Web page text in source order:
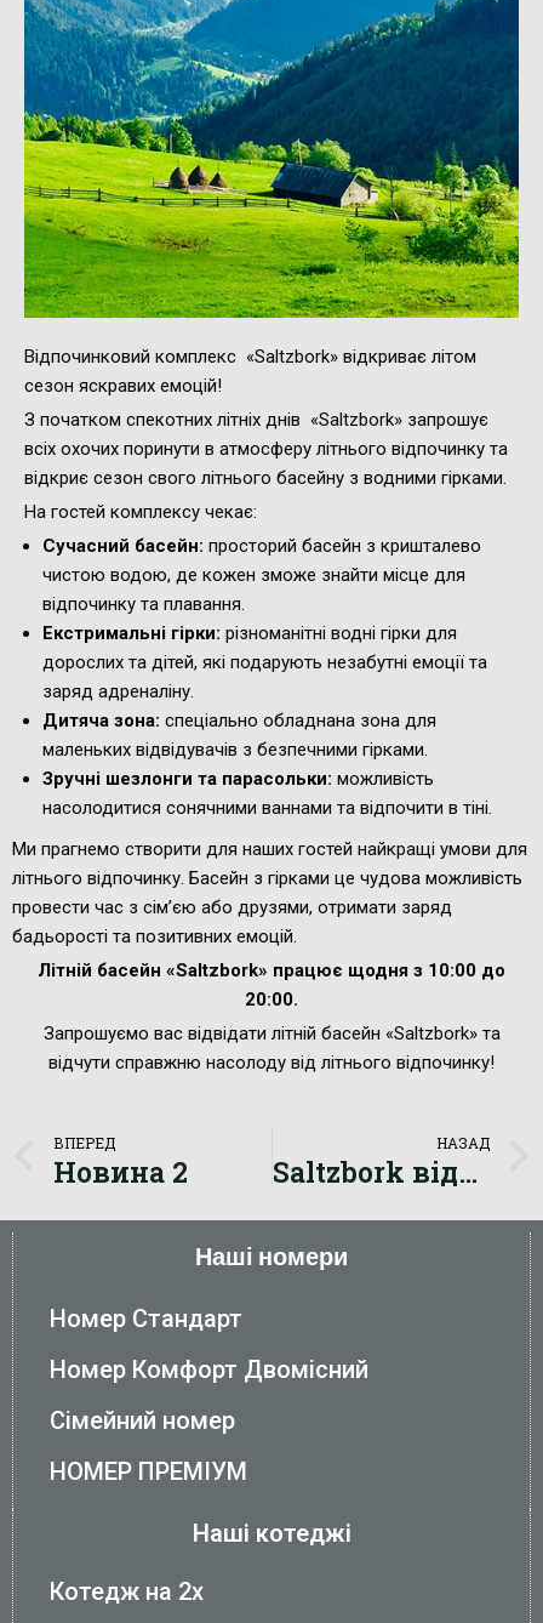
Відпочинковий комплекс «Saltzbork» відкриває літом
сезон яскравих емоцій!
З початком спекотних літніх днів «Saltzbork» запрошує
всіх охочих поринути в атмосферу літнього відпочинку та
відкриє сезон свого літнього басейну з водними гірками.
На гостей комплексу чекає:
Сучасний басейн: просторий басейн з кришталево
чистою водою, де кожен зможе знайти місце для
відпочинку та плавання.
Екстримальні гірки: різноманітні водні гірки для
дорослих та дітей, які подарують незабутні емоції та
заряд адреналіну.
Дитяча зона: спеціально обладнана зона для
маленьких відвідувачів з безпечними гірками.
Зручні шезлонги та парасольки: можливість
насолодитися сонячними ваннами та відпочити в тіні.
Ми прагнемо створити для наших гостей найкращі умови для
літнього відпочинку. Басейн з гірками це чудова можливість
провести час з сім’єю або друзями, отримати заряд
бадьорості та позитивних емоцій.
Літній басейн «Saltzbork» працює щодня з 10:00 до
20:00.
Запрошуємо вас відвідати літній басейн «Saltzbork» та
відчути справжню насолоду від літнього відпочинку!
ВПЕРЕД
Новина 2
НАЗАД
Saltzbork відкриває літню терасу!
Наші номери
Номер Стандарт
Номер Комфорт Двомісний
Сімейний номер
НОМЕР ПРЕМІУМ
Наші котеджі
Котедж на 2х